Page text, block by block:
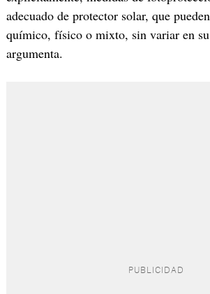
adecuado de protector solar, que
químico, físico o mixto, sin variar en
argumenta.